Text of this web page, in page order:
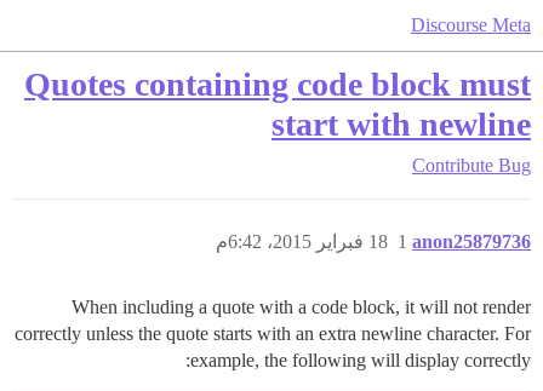
Discourse Meta
Quotes containing code block must
start with newline
Contribute Bug
anon25879736 18 فبراير 2015، 6:42م 1
When including a quote with a code block, it will not render
correctly unless the quote starts with an extra newline character. For
example, the following will display correctly: